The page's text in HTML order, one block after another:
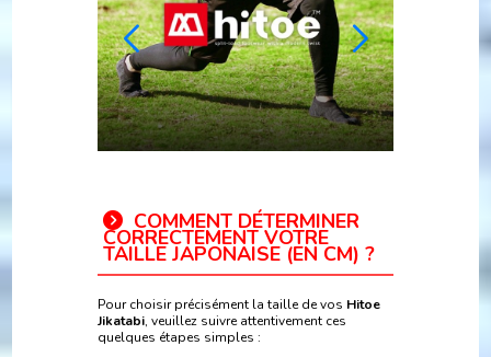
COMMENT DÉTERMINER
CORRECTEMENT VOTRE
TAILLE JAPONAISE (EN CM) ?
Pour choisir précisément la taille de vos Hitoe
Jikatabi, veuillez suivre attentivement ces
quelques étapes simples :